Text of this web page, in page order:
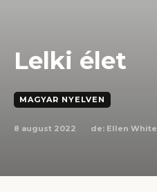
Lelki élet
MAGYAR NYELVEN
8 august 2022 de: Ellen White